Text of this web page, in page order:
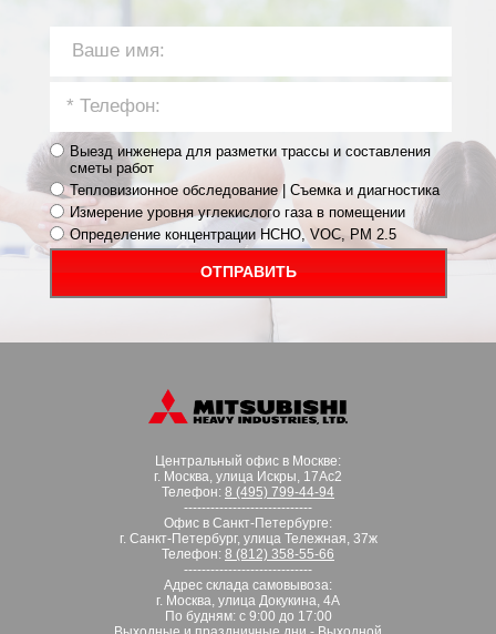
Выезд инженера для разметки трассы и составления
сметы работ
Тепловизионное обследование | Съемка и диагностика
Измерение уровня углекислого газа в помещении
Определение концентрации HCHO, VOC, PM 2.5
ОТПРАВИТЬ
Центральный офис в Москве:
г. Москва, улица Искры, 17Ас2
Телефон: 8 (495) 799-44-94
-----------------------------
Офис в Санкт-Петербурге:
г. Санкт-Петербург, улица Тележная, 37ж
Телефон: 8 (812) 358-55-66
-----------------------------
Адрес склада самовывоза:
г. Москва, улица Докукина, 4А
По будням: с 9:00 до 17:00